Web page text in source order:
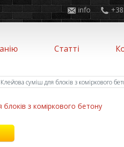
info
Статті
суміш для блоків з коміркового
з коміркового бетону